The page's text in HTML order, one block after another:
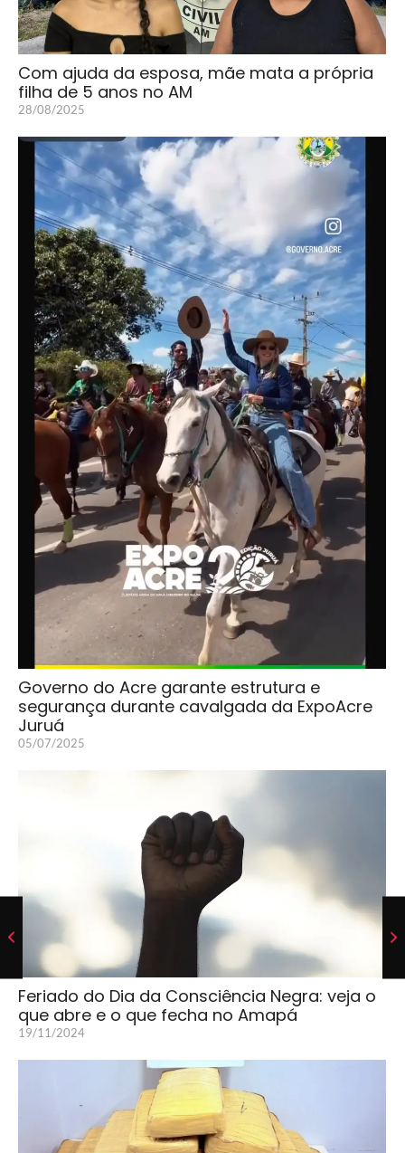
Com ajuda da esposa, mãe mata a própria
filha de 5 anos no AM
28/08/2025
Governo do Acre garante estrutura e
segurança durante cavalgada da ExpoAcre
Juruá
05/07/2025
Feriado do Dia da Consciência Negra: veja o
que abre e o que fecha no Amapá
19/11/2024